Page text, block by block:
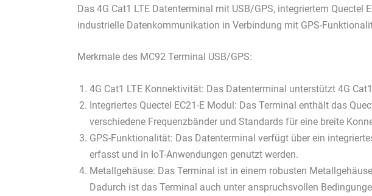
Das 4G Cat1 LTE Datenterminal mit USB/GPS, integriertem
industrielle Datenkommunikation in Verbindung mit GPS-
Merkmale des MC92 Terminal USB/GPS:
4G Cat1 LTE Konnektivität: Das Datenterminal unterstützt 4G
Integriertes Quectel EC21-E Modul: Das Terminal enthält das
verschiedene Frequenzbänder und Standards für eine breite
GPS-Funktionalität: Das Datenterminal verfügt über ein
erfasst und in IoT-Anwendungen genutzt werden.
Metallgehäuse: Das Terminal ist in einem robusten
Dadurch ist das Terminal auch unter anspruchsvollen